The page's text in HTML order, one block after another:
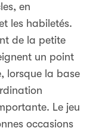
en
les habiletés.
de la petite
un point
lorsque la base
Le jeu
occasions